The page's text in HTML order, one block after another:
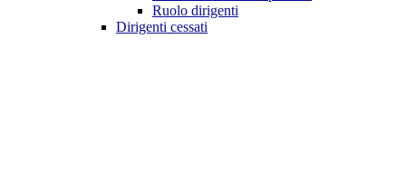
Ruolo dirigenti
Dirigenti cessati